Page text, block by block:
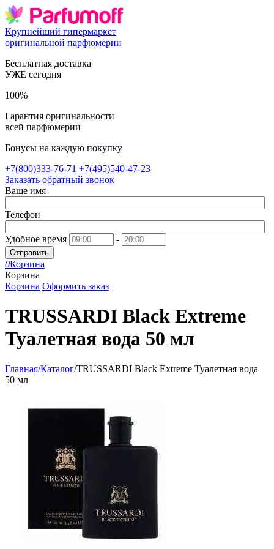
Крупнейший гипермаркет
оригинальной парфюмерии
Бесплатная доставка
УЖЕ сегодня
100%
Гарантия оригинальности
всей парфюмерии
Бонусы на каждую покупку
+7(800)333-76-71 +7(495)540-47-23
Заказать обратный звонок
Ваше имя
Телефон
Удобное время -
Отправить
0Корзина
Корзина
Корзина Оформить заказ
TRUSSARDI Black Extreme
Туалетная вода 50 мл
Главная/Каталог/TRUSSARDI Black Extreme Туалетная вода
50 мл